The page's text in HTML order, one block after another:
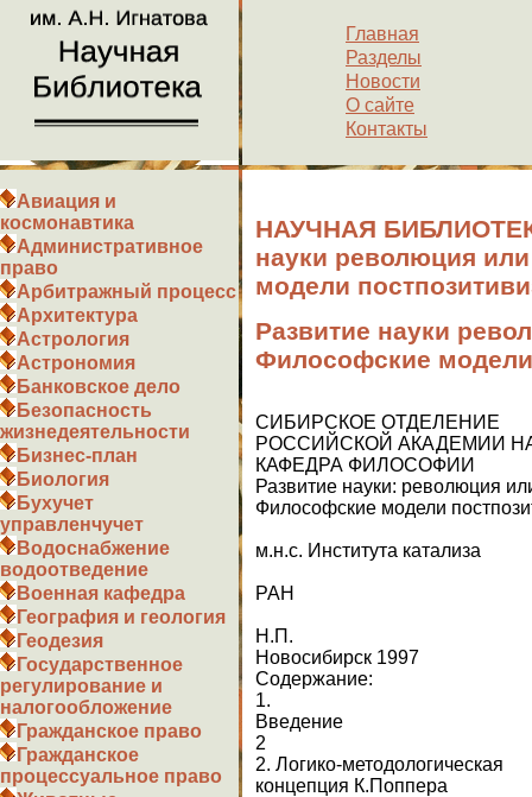
Главная
Разделы
Новости
О сайте
Контакты
Авиация и
космонавтика
Административное
право
Арбитражный процесс
Архитектура
Астрология
Астрономия
Банковское дело
Безопасность
жизнедеятельности
Бизнес-план
Биология
Бухучет
управленчучет
Водоснабжение
водоотведение
Военная кафедра
География и геология
Геодезия
Государственное
регулирование и
налогообложение
Гражданское право
Гражданское
процессуальное право
НАУЧНАЯ
науки революция
модели
Развитие науки
Философские модели
СИБИРСКОЕ ОТДЕЛЕНИЕ
РОССИЙСКОЙ АКАДЕМИИ
КАФЕДРА ФИЛОСОФИИ
Развитие науки: революция
Философские модели
м.н.с. Института катализа
РАН
Н.П.
Новосибирск 1997
Содержание:
1.
2
2. Логико-методологическая
концепция